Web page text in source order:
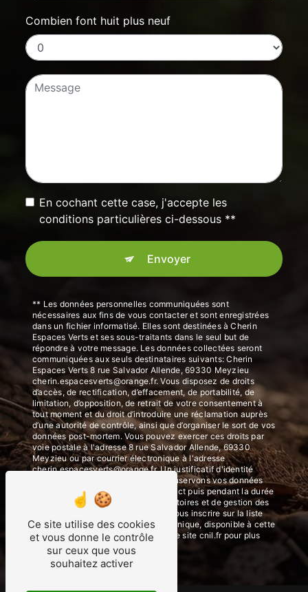
Combien font huit plus neuf
En cochant cette case, j'accepte les
conditions particulières ci-dessous **
Envoyer
** Les données personnelles communiquées sont
nécessaires aux fins de vous contacter et sont enregistrées
dans un fichier informatisé. Elles sont destinées à Cherin
Espaces Verts et ses sous-traitants dans le seul but de
répondre à votre message. Les données collectées seront
communiquées aux seuls destinataires suivants: Cherin
Espaces Verts 8 rue Salvador Allende, 69330 Meyzieu
cherin.espacesverts@orange.fr. Vous disposez de droits
d’accès, de rectification, d’effacement, de portabilité, de
limitation, d’opposition, de retrait de votre consentement à
tout moment et du droit d’introduire une réclamation auprès
d’une autorité de contrôle, ainsi que d’organiser le sort de vos
données post-mortem. Vous pouvez exercer ces droits par
voie postale à l'adresse 8 rue Salvador Allende, 69330
Meyzieu ou par courrier électronique à l'adresse
cherin.espacesverts@orange.fr. Un justificatif d'identité
pourra vous être demandé. Nous conservons vos données
pendant la période de prise de contact puis pendant la durée
de prescription légale aux fins probatoires et de gestion des
contentieux. Vous avez le droit de vous inscrire sur la liste
d'opposition au démarchage téléphonique, disponible à cette
adresse: Bloctel.gouv.fr. Consultez le site cnil.fr pour plus
d’informations sur vos droits.
Ce site utilise des cookies
et vous donne le contrôle
sur ceux que vous
souhaitez activer